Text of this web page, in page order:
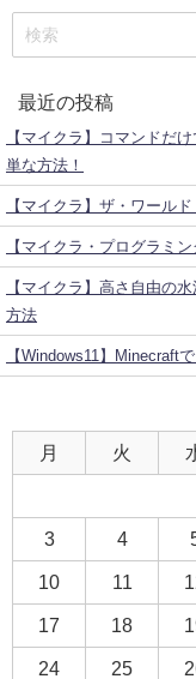
最近の投稿
【マイクラ】コマンドだ
単な方法！
【マイクラ】ザ・ワール
【マイクラ・プログラミ
【マイクラ】高さ自由の
方法
【Windows11】Minecraft
月 火
3 4
10 11
17 18
24 25